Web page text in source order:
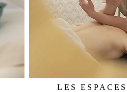
LES ESPACES